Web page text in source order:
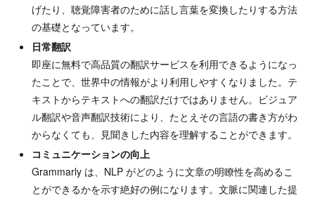
げたり、聴覚障害者のために話し言葉を変換したりする方法
の基礎となっています。
日常翻訳
即座に無料で高品質の翻訳サービスを利用できるようになっ
たことで、世界中の情報がより利用しやすくなりました。テ
キストからテキストへの翻訳だけではありません。ビジュア
ル翻訳や音声翻訳技術により、たとえその言語の書き方がわ
からなくても、見聞きした内容を理解することができます。
コミュニケーションの向上
Grammarly は、NLP がどのように文章の明瞭性を高めるこ
とができるかを示す絶好の例になります。文脈に関連した提